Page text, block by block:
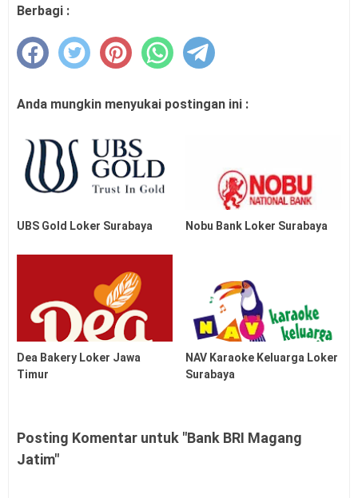
Berbagi :
Anda mungkin menyukai postingan ini :
UBS Gold Loker Surabaya Nobu Bank Loker Surabaya
Dea Bakery Loker Jawa
Timur
NAV Karaoke Keluarga Loker
Surabaya
Posting Komentar untuk "Bank BRI Magang
Jatim"